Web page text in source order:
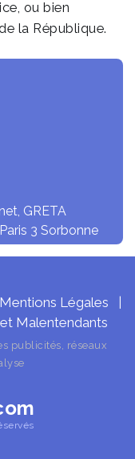
ou bien
la République.
GRETA
3 Sorbonne
Mentions Légales
Malentendants
publicités, réseaux